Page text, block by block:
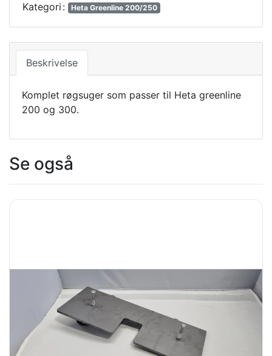
Kategori : Heta Greenline 200/250
Beskrivelse
Komplet røgsuger som passer til Heta greenline
200 og 300.
Se også